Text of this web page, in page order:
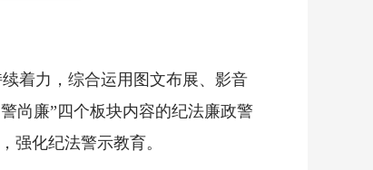
着力，综合运用图文布展、影音
尚廉”四个板块内容的纪法廉政警
强化纪法警示教育。